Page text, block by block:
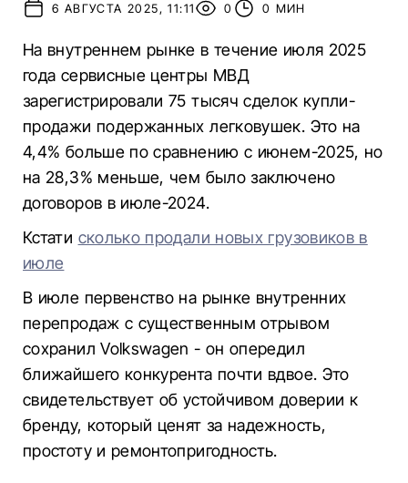
6 АВГУСТА 2025, 11:11
0 0 МИН
На внутреннем рынке в течение июля 2025
года сервисные центры МВД
зарегистрировали 75 тысяч сделок купли-
продажи подержанных легковушек. Это на
4,4% больше по сравнению с июнем-2025, но
на 28,3% меньше, чем было заключено
договоров в июле-2024.
Кстати сколько продали новых грузовиков в
июле
В июле первенство на рынке внутренних
перепродаж с существенным отрывом
сохранил Volkswagen - он опередил
ближайшего конкурента почти вдвое. Это
свидетельствует об устойчивом доверии к
бренду, который ценят за надежность,
простоту и ремонтопригодность.